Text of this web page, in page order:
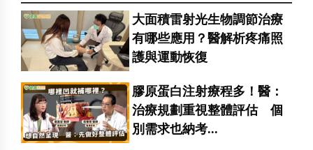
大面積雷射光生物調節治療
有哪些應用？醫解析疼痛照
護與運動恢復
膠原蛋白注射療程多！醫：
治療規劃重視整體評估 個
別需求也納考...